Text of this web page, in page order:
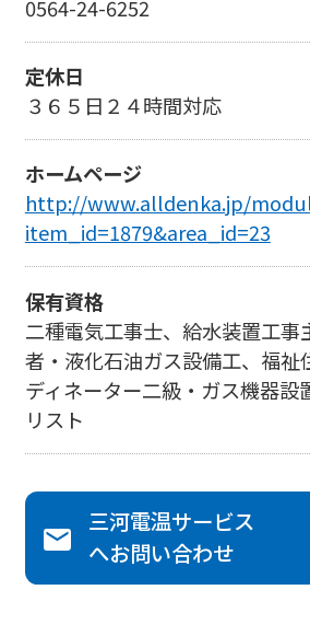
0564-24-6252
定休日
３６５日２４時間対応
ホームページ
http://www.alldenka.jp/
item_id=1879&area_id=23
保有資格
二種電気工事士、給水装置工事
者・液化石油ガス設備工、福祉
ディネーター二級・ガス機器設
リスト
三河電温サービス
へお問い合わせ